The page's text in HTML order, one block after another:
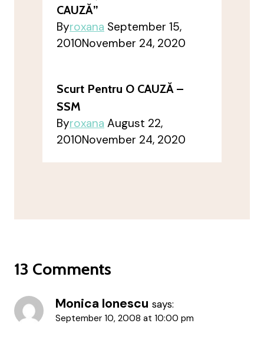
CAUZĂ”
Byroxana September 15,
2010November 24, 2020
Scurt Pentru O CAUZĂ –
SSM
Byroxana August 22,
2010November 24, 2020
13 Comments
Monica Ionescu says:
September 10, 2008 at 10:00 pm